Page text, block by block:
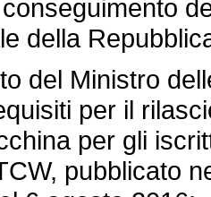
della
del Ministro
per il
per gli
pubblicato